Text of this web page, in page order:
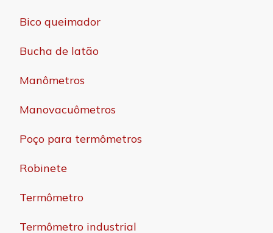
Bico queimador
Bucha de latão
Manômetros
Manovacuômetros
Poço para termômetros
Robinete
Termômetro
Termômetro industrial